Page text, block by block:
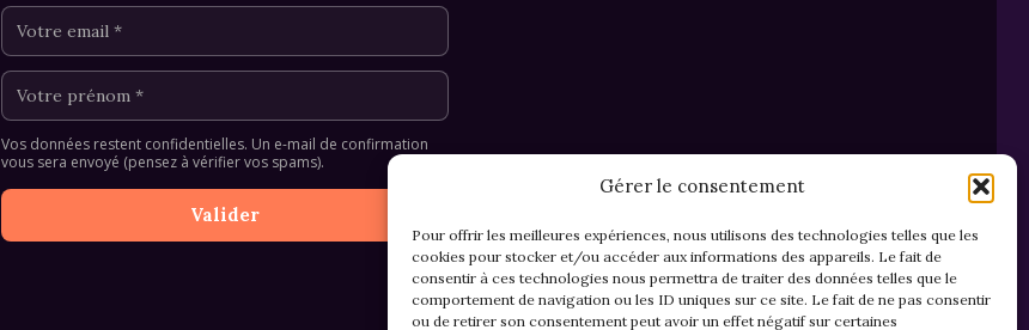
Gérer le consentement
Pour offrir les meilleures expériences, nous utilisons des technologies telles que les
cookies pour stocker et/ou accéder aux informations des appareils. Le fait de
consentir à ces technologies nous permettra de traiter des données telles que le
comportement de navigation ou les ID uniques sur ce site. Le fait de ne pas consentir
ou de retirer son consentement peut avoir un effet négatif sur certaines
Vos données restent confidentielles. Un e-mail de confirmation
vous sera envoyé (pensez à vérifier vos spams).